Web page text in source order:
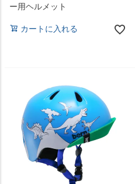
ー用ヘルメット
カートに入れる